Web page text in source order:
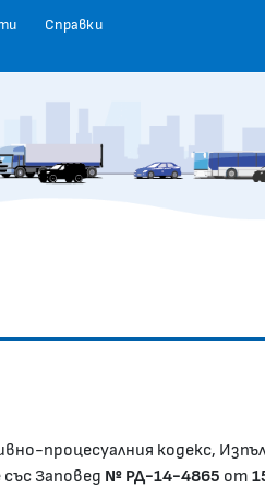
Справки
процесуалния кодекс,
Заповед № РД-14-4865 от